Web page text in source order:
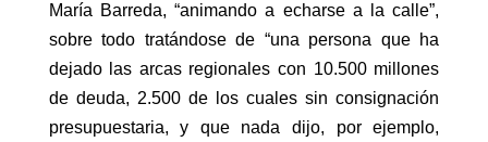
María Barreda, “animando a echarse a la calle”,
sobre todo tratándose de “una persona que ha
dejado las arcas regionales con 10.500 millones
de deuda, 2.500 de los cuales sin consignación
presupuestaria, y que nada dijo, por ejemplo,